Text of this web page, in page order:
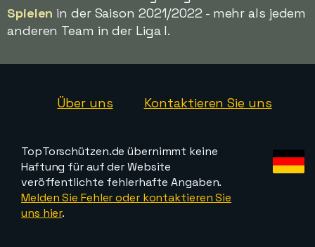
Spielen in der Saison 2021/2022 - mehr als jedem
anderen Team in der Liga I.
Über uns Kontaktieren Sie uns
TopTorschützen.de übernimmt keine
Haftung für auf der Website
veröffentlichte fehlerhafte Angaben.
Melden Sie Fehler oder kontaktieren Sie
uns hier.